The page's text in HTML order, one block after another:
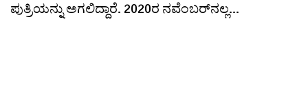
ಪುತ್ರಿಯನ್ನು ಅಗಲಿದ್ದಾರೆ. 2020ರ ನವೆಂಬರ್‌ನಲ್ಲ...